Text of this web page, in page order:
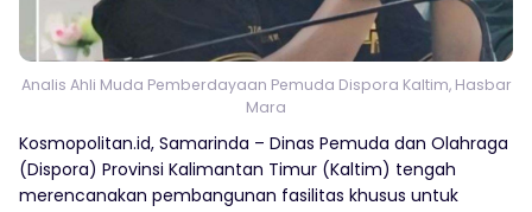
Analis Ahli Muda Pemberdayaan Pemuda Dispora Kaltim, Hasbar
Mara
Kosmopolitan.id, Samarinda – Dinas Pemuda dan Olahraga
(Dispora) Provinsi Kalimantan Timur (Kaltim) tengah
merencanakan pembangunan fasilitas khusus untuk